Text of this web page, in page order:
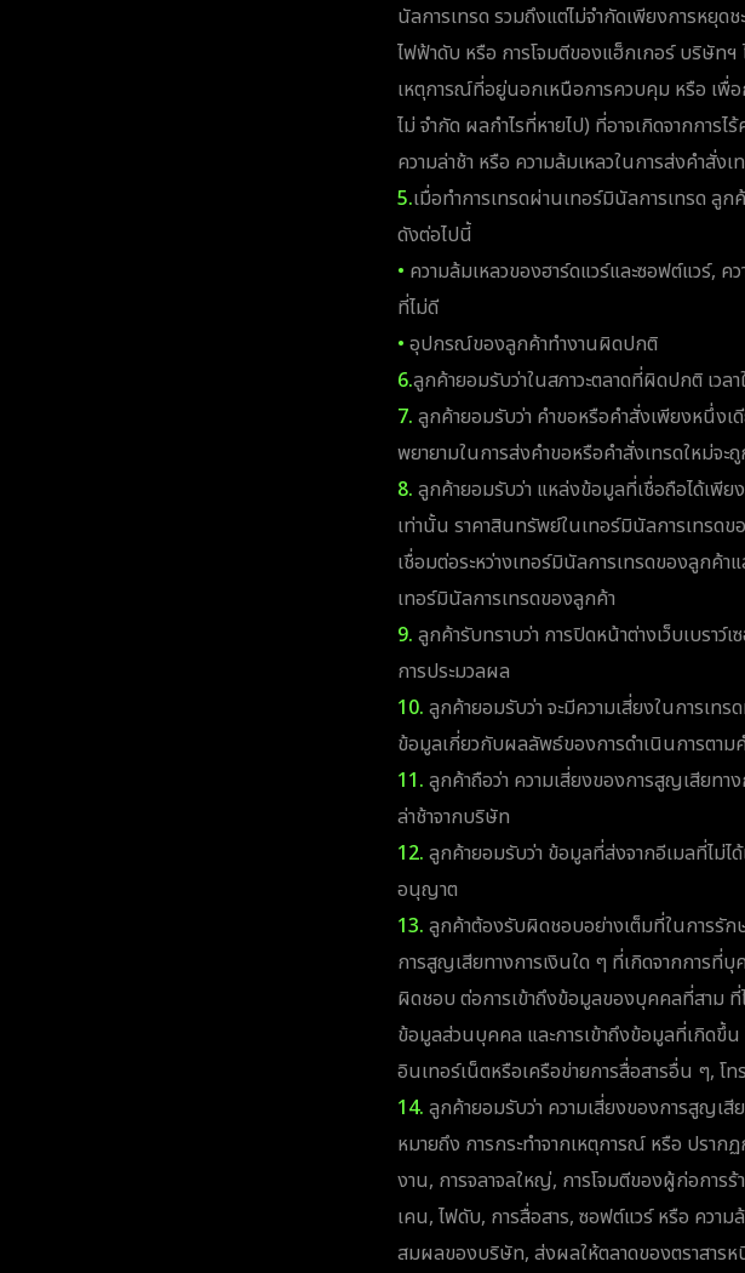
นัลการเทรด รวมถึงแต่ไม่จำกัดเพียงการหยุด
ไฟฟ้าดับ หรือ การโจมตีของแฮ็กเกอร์ บริษัท
เหตุการณ์ที่อยู่นอกเหนือการควบคุม หรือ เพื่อ
ไม่ จำกัด ผลกำไรที่หายไป) ที่อาจเกิดจากการ
ความล่าช้า หรือ ความล้มเหลวในการส่งคำสั่งเ
5.เมื่อทำการเทรดผ่านเทอร์มินัลการเทรด ลู
ดังต่อไปนี้
• ความล้มเหลวของฮาร์ดแวร์และซอฟต์แวร์,
ที่ไม่ดี
• อุปกรณ์ของลูกค้าทำงานผิดปกติ
6.ลูกค้ายอมรับว่าในสภาวะตลาดที่ผิดปกติ เวล
7. ลูกค้ายอมรับว่า คำขอหรือคำสั่งเพียงหนึ่งเ
พยายามในการส่งคำขอหรือคำสั่งเทรดใหม่จะ
8. ลูกค้ายอมรับว่า แหล่งข้อมูลที่เชื่อถือได้เพีย
เท่านั้น ราคาสินทรัพย์ในเทอร์มินัลการเทรดข
เชื่อมต่อระหว่างเทอร์มินัลการเทรดของลูกค้า
เทอร์มินัลการเทรดของลูกค้า
9. ลูกค้ารับทราบว่า การปิดหน้าต่างเว็บเบราว์
การประมวลผล
10. ลูกค้ายอมรับว่า จะมีความเสี่ยงในการเท
ข้อมูลเกี่ยวกับผลลัพธ์ของการดำเนินการตาม
11. ลูกค้าถือว่า ความเสี่ยงของการสูญเสียทา
ล่าช้าจากบริษัท
12. ลูกค้ายอมรับว่า ข้อมูลที่ส่งจากอีเมลที่ไม่ไ
อนุญาต
13. ลูกค้าต้องรับผิดชอบอย่างเต็มที่ในการรั
การสูญเสียทางการเงินใด ๆ ที่เกิดจากการ
ผิดชอบ ต่อการเข้าถึงข้อมูลของบุคคลที่สาม
ข้อมูลส่วนบุคคล และการเข้าถึงข้อมูลที่เกิดขึ้
อินเทอร์เน็ตหรือเครือข่ายการสื่อสารอื่น ๆ,
14. ลูกค้ายอมรับว่า ความเสี่ยงของการสูญเสี
หมายถึง การกระทำจากเหตุการณ์ หรือ ปรา
งาน, การจลาจลใหญ่, การโจมตีของผู้ก่อการ
เคน, ไฟดับ, การสื่อสาร, ซอฟต์แวร์ หรือ ควา
สมผลของบริษัท, ส่งผลให้ตลาดของตราสารห